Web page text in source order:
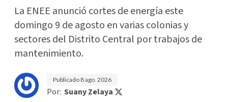
La ENEE anunció cortes de energía este
domingo 9 de agosto en varias colonias y
sectores del Distrito Central por trabajos de
mantenimiento.
Publicado 8 ago. 2026
Por: Suany Zelaya